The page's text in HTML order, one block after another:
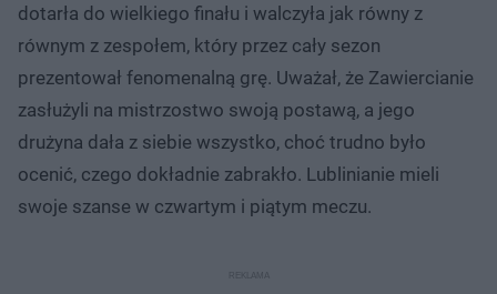
dotarła do wielkiego finału i walczyła jak równy z
równym z zespołem, który przez cały sezon
prezentował fenomenalną grę. Uważał, że Zawiercianie
zasłużyli na mistrzostwo swoją postawą, a jego
drużyna dała z siebie wszystko, choć trudno było
ocenić, czego dokładnie zabrakło. Lublinianie mieli
swoje szanse w czwartym i piątym meczu.